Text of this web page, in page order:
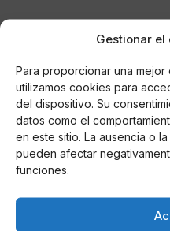
Gestionar
Para proporcionar una mejor
utilizamos cookies para
del dispositivo. Su
datos como el
en este sitio. La ausencia o
pueden afectar
funciones.
Arrabal denunció la
televisivo de Sálvame y
presentadora Carlota
AUTOR